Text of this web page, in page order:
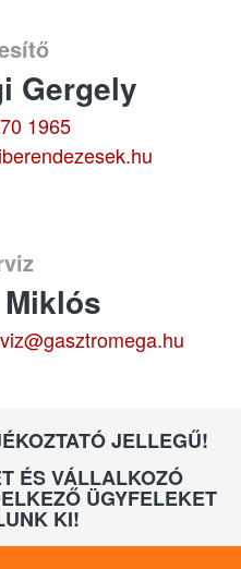
Gergely
1965
JELLEGŰ!
ÉS VÁLLALKOZÓ
ÜGYFELEKET
KI!